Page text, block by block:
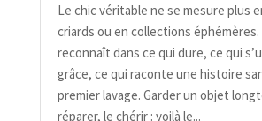
Le chic véritable ne se mesure plus
criards ou en collections éphémères.
reconnaît dans ce qui dure, ce qui
grâce, ce qui raconte une histoire
premier lavage. Garder un objet
réparer, le chérir : voilà le...